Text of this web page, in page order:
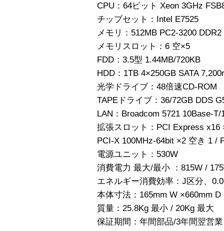
CPU：64ビット Xeon 3GHz
チップセット：Intel E7525
メモリ：512MB PC2-3200
メモリスロット：6 空×5
FDD：3.5型 1.44MB/720KB
HDD：1TB 4×250GB SATA
光学ドライブ：48倍速CD-ROM
TAPEドライブ：36/72GB DDS
LAN：Broadcom 5721 10Base-
拡張スロット：PCI Express
PCI-X 100MHz-64bit ×2 空き 1 /
電源ユニット：530W
消費電力 最大/最小 ：815W /
エネルギー消費効率：J区分、
本体寸法：165mm W ×660mm D
質量：25.8Kg 最小 / 20Kg 最大
保証期間：年間部品/3年間翌営